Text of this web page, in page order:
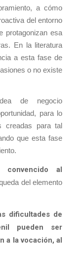
a cómo
del entorno
protagonizan esa
En la literatura
a esta fase de
o no existe
de negocio
para lo
creadas para tal
que esta fase
al
del elemento
dificultades de
pueden ser
a la vocación, al